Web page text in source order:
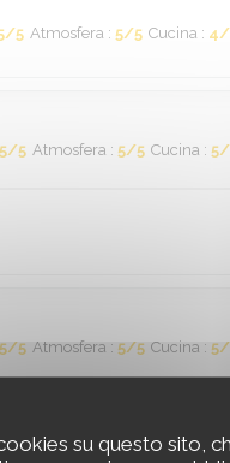
su questo sito,
/5 Atmosfera : 5/5 Cucina : 4/
5/5 Atmosfera : 5/5 Cucina : 5/
5/5 Atmosfera: 5/5 Cucina: 5/
ainsi que les
inégale). C'est un endroit